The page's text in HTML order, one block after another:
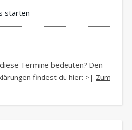
starten
Termine bedeuten? Den
findest du hier: >| Zum